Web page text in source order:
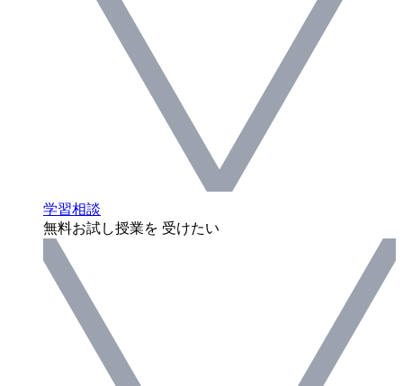
学習相談
無料お試し授業を 受けたい